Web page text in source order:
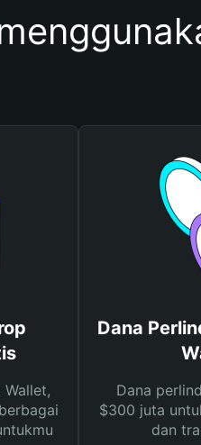
Dana
Dana
$300 juta
dan